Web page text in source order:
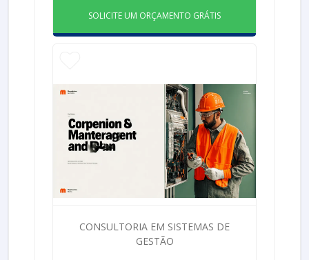
SOLICITE UM ORÇAMENTO GRÁTIS
CONSULTORIA EM SISTEMAS DE
GESTÃO